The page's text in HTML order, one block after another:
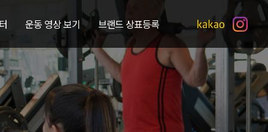
운동 영상 보기 브랜드 상표등록